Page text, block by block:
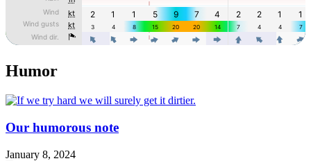
Humor
Our humorous note
January 8, 2024